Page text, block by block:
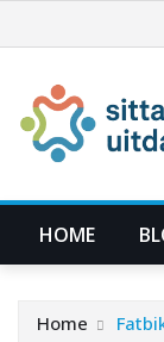
naar
inhoud
HOME
Home